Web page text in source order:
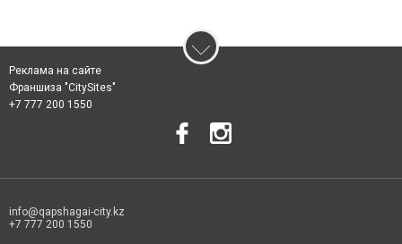
Реклама на сайте
Франшиза "CitySites"
+7 777 200 1550
info@qapshagai-city.kz
+7 777 200 1550